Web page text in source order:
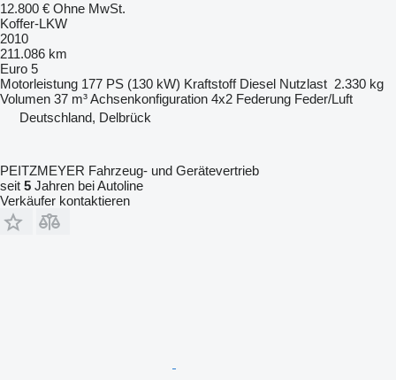
12.800 € Ohne MwSt.
Koffer-LKW
2010
211.086 km
Euro 5
Motorleistung 177 PS (130 kW) Kraftstoff Diesel Nutzlast 2.330 kg
Volumen 37 m³Achsenkonfiguration 4x2 Federung Feder/Luft
Deutschland, Delbrück
PEITZMEYER Fahrzeug- und Gerätevertrieb
seit 5 Jahren bei Autoline
Verkäufer kontaktieren